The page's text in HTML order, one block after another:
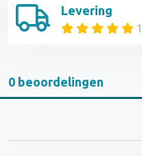
Levering
0 beoordelingen